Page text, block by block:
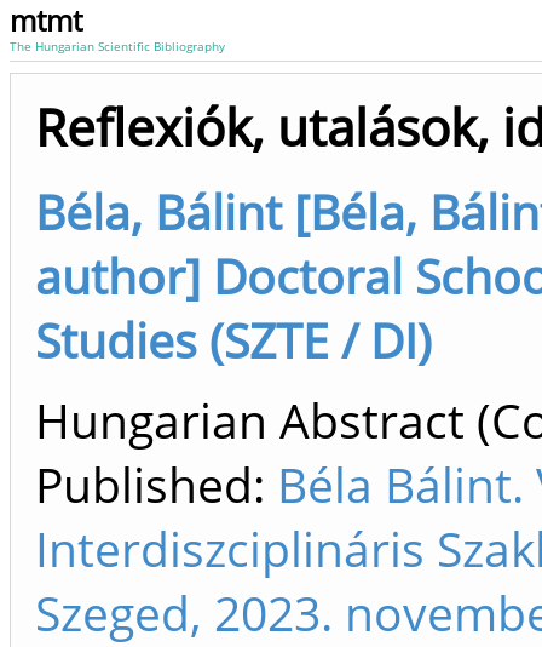
mtmt
The Hungarian Scientific Bibliography
Reflexiók, utalások,
Béla, Bálint [Béla,
author] Doctoral
Studies (SZTE / DI)
Hungarian Abstract
Published: Béla
Interdiszciplináris
Szeged, 2023.